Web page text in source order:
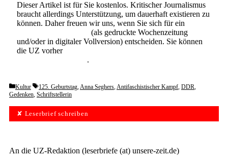
Dieser Artikel ist für Sie kostenlos. Kritischer Journalismus
braucht allerdings Unterstützung, um dauerhaft existieren zu
können. Daher freuen wir uns, wenn Sie sich für ein
(als gedruckte Wochenzeitung
und/oder in digitaler Vollversion) entscheiden. Sie können
die UZ vorher
.
Categories
Kultur Tags
125. Geburtstag,Anna Seghers,Antifaschistischer Kampf, DDR,
Gedenken, Schriftstellerin
✘ Leserbrief schreiben
An die UZ-Redaktion (leserbriefe (at) unsere-zeit.de)